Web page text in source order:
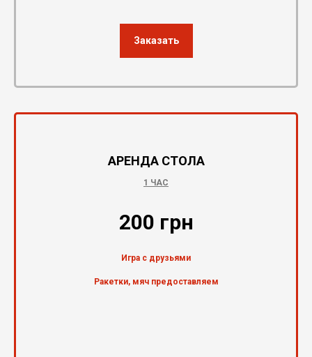
Заказать
АРЕНДА СТОЛА
1 ЧАС
200 грн
Игра с друзьями
Ракетки, мяч предоставляем